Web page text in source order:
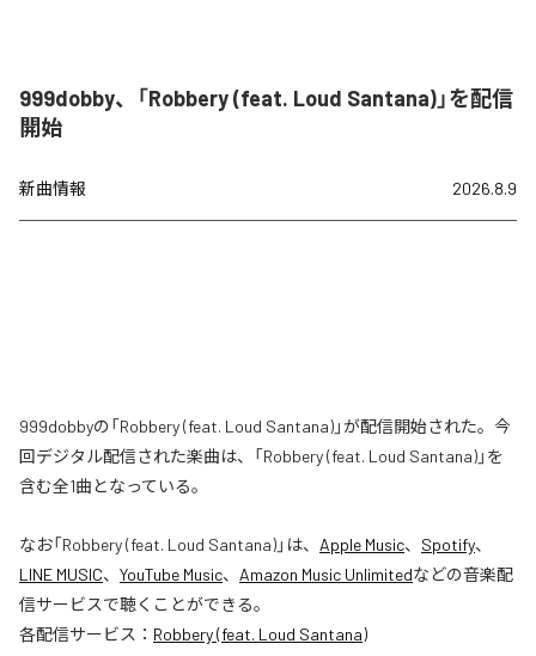
999dobby、「Robbery (feat. Loud Santana)」を配信
開始
新曲情報 2026.8.9
999dobbyの「Robbery (feat. Loud Santana)」が配信開始された。今
回デジタル配信された楽曲は、「Robbery (feat. Loud Santana)」を
含む全1曲となっている。
なお「Robbery (feat. Loud Santana)」は、 Apple Music、 Spotify、
LINE MUSIC、 YouTube Music、 Amazon Music Unlimitedなどの音楽配
信サービスで聴くことができる。
各配信サービス： Robbery (feat. Loud Santana)